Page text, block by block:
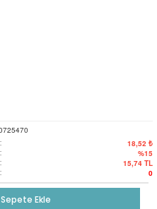
: 18,52 ₺
: %15
: 15,74 TL
: 0
Sepete Ekle